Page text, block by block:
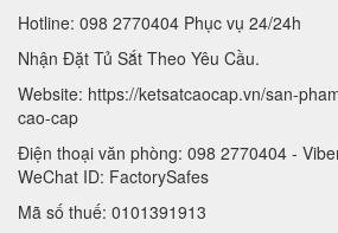
Hotline: 098 2770404 Phục vụ 24/24h
Nhận Đặt Tủ Sắt Theo Yêu Cầu.
Website: https://ketsatcaocap.vn/san-
cao-cap
Điện thoại văn phòng: 098 2770404 -
WeChat ID: FactorySafes
Mã số thuế: 0101391913